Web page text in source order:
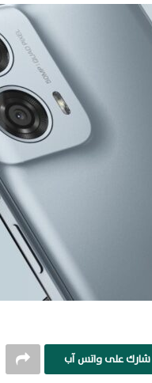
شارك على واتس آب